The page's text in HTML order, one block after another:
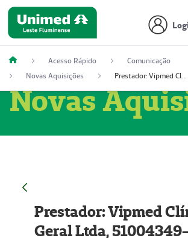
Acesso Rápido
Comunicação
Novas Aquisições
Prestador: Vipmed Clínica Geral Ltda, 51004349-0 (Nome Fantasia: Policlínica Master)
Novas
Prestador: Vipmed
Geral Ltda,